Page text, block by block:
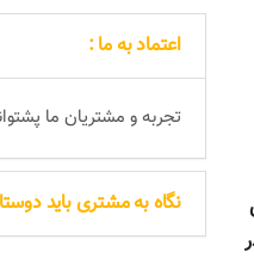
اعتماد به ما :
تجربه و مشتریان ما
نگاه به مشتری باید